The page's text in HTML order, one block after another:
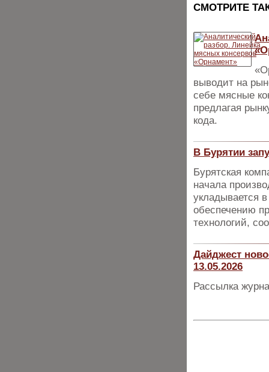
CМОТРИТЕ
выводит на
себе мясные
предлагая
кода.
В Бурятии
Бурятская
начала
укладывается
обеспечению
технологий,
Дайджест
13.05.2026
Рассылка